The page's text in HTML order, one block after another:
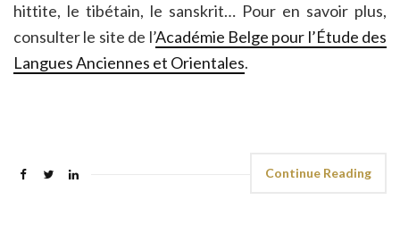
hittite, le tibétain, le sanskrit… Pour en savoir plus,
consulter le site de l’Académie Belge pour l’Étude des
Langues Anciennes et Orientales.
Continue Reading